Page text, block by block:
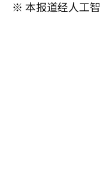
※ 本报道经人工